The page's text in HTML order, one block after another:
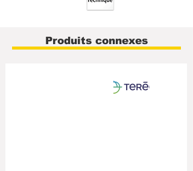
Produits connexes